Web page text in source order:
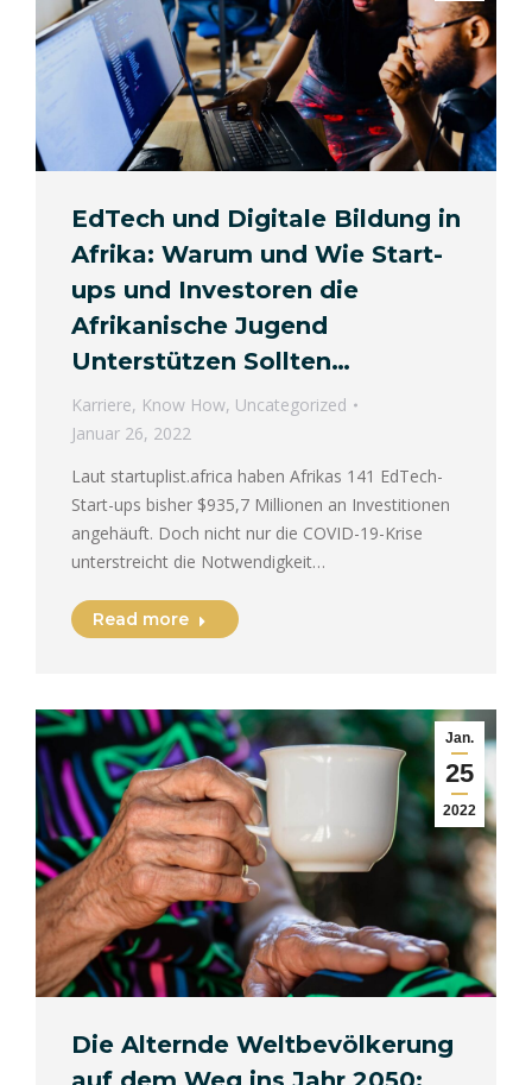
EdTech und Digitale Bildung in
Afrika: Warum und Wie Start-
ups und Investoren die
Afrikanische Jugend
Unterstützen Sollten…
Karriere, Know How, Uncategorized
Januar 26, 2022
Laut startuplist.africa haben Afrikas 141 EdTech-
Start-ups bisher $935,7 Millionen an Investitionen
angehäuft. Doch nicht nur die COVID-19-Krise
unterstreicht die Notwendigkeit…
Read more
Jan.
25
2022
Die Alternde Weltbevölkerung